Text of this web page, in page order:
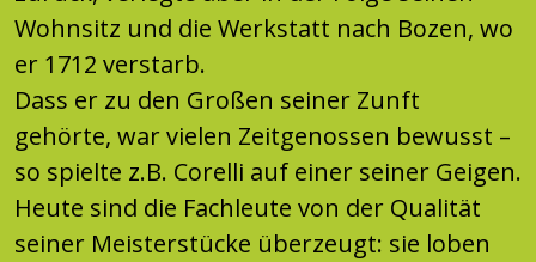
Wohnsitz und die Werkstatt nach Bozen, wo
er 1712 verstarb.
Dass er zu den Großen seiner Zunft
gehörte, war vielen Zeitgenossen bewusst –
so spielte z.B. Corelli auf einer seiner Geigen.
Heute sind die Fachleute von der Qualität
seiner Meisterstücke überzeugt: sie loben